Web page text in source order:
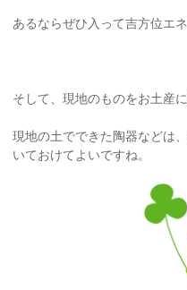
あるならぜひ入って吉方位エ
そして、現地のものをお土産
現地の土でできた陶器などは
いておけてよいですね。